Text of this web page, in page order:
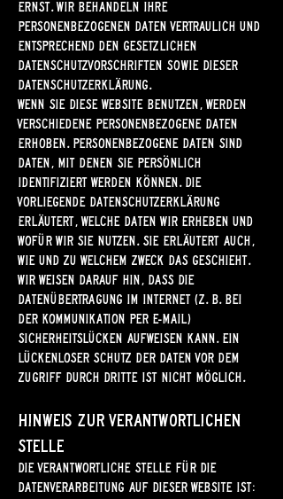
ernst. Wir behandeln Ihre
personenbezogenen Daten vertraulich und
entsprechend den gesetzlichen
Datenschutzvorschriften sowie dieser
Datenschutzerklärung.
Wenn Sie diese Website benutzen, werden
verschiedene personenbezogene Daten
erhoben. Personenbezogene Daten sind
Daten, mit denen Sie persönlich
identifiziert werden können. Die
vorliegende Datenschutzerklärung
erläutert, welche Daten wir erheben und
wofür wir sie nutzen. Sie erläutert auch,
wie und zu welchem Zweck das geschieht.
Wir weisen darauf hin, dass die
Datenübertragung im Internet (z. B. bei
der Kommunikation per E-Mail)
Sicherheitslücken aufweisen kann. Ein
lückenloser Schutz der Daten vor dem
Zugriff durch Dritte ist nicht möglich.
Hinweis zur verantwortlichen
Stelle
Die verantwortliche Stelle für die
Datenverarbeitung auf dieser Website ist: